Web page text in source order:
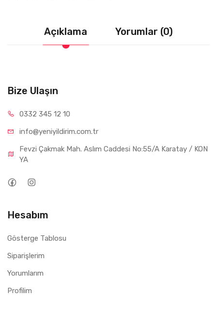
Açıklama Yorumlar (0)
Bize Ulaşın
0332 345 12 10
info@yeniyildirim.com.tr
Fevzi Çakmak Mah. Aslım Caddesi No:55/A Karatay / KON
YA
Hesabım
Gösterge Tablosu
Siparişlerim
Yorumlarım
Profilim